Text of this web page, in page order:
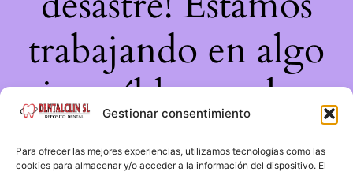
Gestionar consentimiento
Para ofrecer las mejores experiencias, utilizamos tecnologías como las
cookies para almacenar y/o acceder a la información del dispositivo. El
trabajando en algo
increíble, ¡vuelve
pronto!